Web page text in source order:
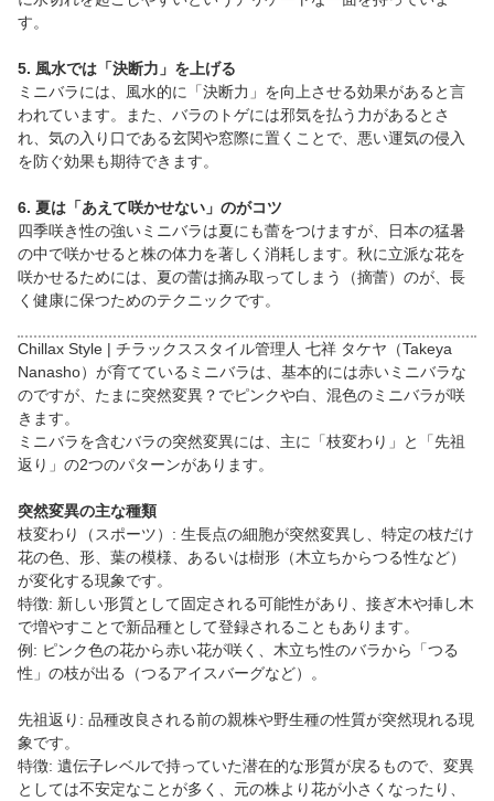
す。
5. 風水では「決断力」を上げる
ミニバラには、風水的に「決断力」を向上させる効果があると言
われています。また、バラのトゲには邪気を払う力があるとさ
れ、気の入り口である玄関や窓際に置くことで、悪い運気の侵入
を防ぐ効果も期待できます。
6. 夏は「あえて咲かせない」のがコツ
四季咲き性の強いミニバラは夏にも蕾をつけますが、日本の猛暑
の中で咲かせると株の体力を著しく消耗します。秋に立派な花を
咲かせるためには、夏の蕾は摘み取ってしまう（摘蕾）のが、長
く健康に保つためのテクニックです。
Chillax Style | チラックススタイル管理人 七祥 タケヤ（Takeya
Nanasho）が育てているミニバラは、基本的には赤いミニバラな
のですが、たまに突然変異？でピンクや白、混色のミニバラが咲
きます。
ミニバラを含むバラの突然変異には、主に「枝変わり」と「先祖
返り」の2つのパターンがあります。
突然変異の主な種類
枝変わり（スポーツ）: 生長点の細胞が突然変異し、特定の枝だけ
花の色、形、葉の模様、あるいは樹形（木立ちからつる性など）
が変化する現象です。
特徴: 新しい形質として固定される可能性があり、接ぎ木や挿し木
で増やすことで新品種として登録されることもあります。
例: ピンク色の花から赤い花が咲く、木立ち性のバラから「つる
性」の枝が出る（つるアイスバーグなど）。
先祖返り: 品種改良される前の親株や野生種の性質が突然現れる現
象です。
特徴: 遺伝子レベルで持っていた潜在的な形質が戻るもので、変異
としては不安定なことが多く、元の株より花が小さくなったり、